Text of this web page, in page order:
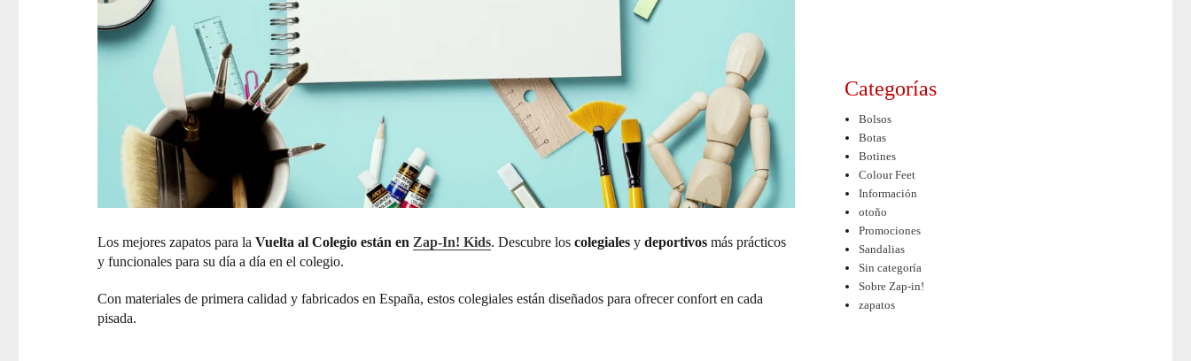
Los mejores zapatos para laVuelta al Colegio están en Zap-In! Kids. Descubre loscolegiales ydeportivos más prácticos
y funcionales para su día a día en el colegio.
Con materiales de primera calidad y fabricados en España, estos colegiales están diseñados para ofrecer confort en cada
pisada.
Categorías
Bolsos
Botas
Botines
Colour Feet
Información
otoño
Promociones
Sandalias
Sin categoría
Sobre Zap-in!
zapatos